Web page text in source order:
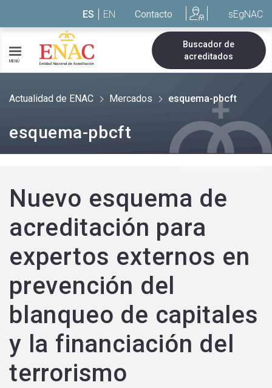
ES EN Contacto sEgNAC
MENÚ
Buscador de
acreditados
Actualidad de ENAC Mercados esquema-pbcft
esquema-pbcft
Nuevo esquema de
acreditación para
expertos externos en
prevención del
blanqueo de capitales
y la financiación del
terrorismo